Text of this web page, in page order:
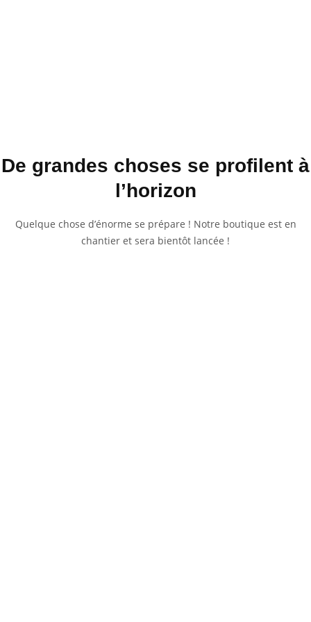
De grandes choses se profilent à
l’horizon
Quelque chose d’énorme se prépare ! Notre boutique est en
chantier et sera bientôt lancée !